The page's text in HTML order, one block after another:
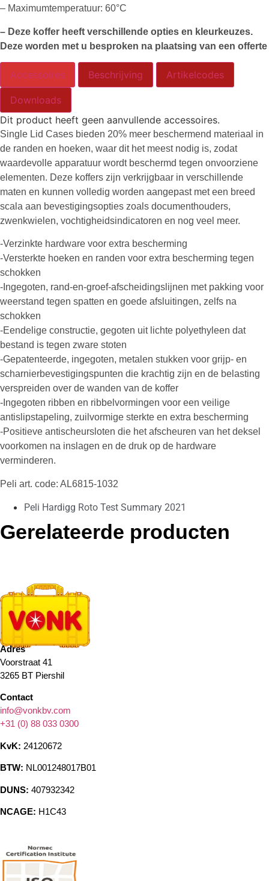
– Maximumtemperatuur: 60°C
– Deze koffer heeft verschillende opties en kleurkeuzes.
Deze worden met u besproken na plaatsing van een offerte
Accessoires Beschrijving Artikelcodes
Downloads
Dit product heeft geen aanvullende accessoires.
Single Lid Cases bieden 20% meer beschermend materiaal in
de randen en hoeken, waar dit het meest nodig is, zodat
waardevolle apparatuur wordt beschermd tegen onvoorziene
elementen. Deze koffers zijn verkrijgbaar in verschillende
maten en kunnen volledig worden aangepast met een breed
scala aan bevestigingsopties zoals documenthouders,
zwenkwielen, vochtigheidsindicatoren en nog veel meer.
-Verzinkte hardware voor extra bescherming
-Versterkte hoeken en randen voor extra bescherming tegen
schokken
-Ingegoten, rand-en-groef-afscheidingslijnen met pakking voor
weerstand tegen spatten en goede afsluitingen, zelfs na
schokken
-Eendelige constructie, gegoten uit lichte polyethyleen dat
bestand is tegen zware stoten
-Gepatenteerde, ingegoten, metalen stukken voor grijp- en
scharnierbevestigingspunten die krachtig zijn en de belasting
verspreiden over de wanden van de koffer
-Ingegoten ribben en ribbelvormingen voor een veilige
antislipstapeling, zuilvormige sterkte en extra bescherming
-Positieve antischeursloten die het afscheuren van het deksel
voorkomen na inslagen en de druk op de hardware
verminderen.
Peli art. code: AL6815-1032
Peli Hardigg Roto Test Summary 2021
Gerelateerde producten
Adres
Voorstraat 41
3265 BT Piershil
Contact
info@vonkbv.com
+31 (0) 88 033 0300
KvK: 24120672
BTW: NL001248017B01
DUNS: 407932342
NCAGE: H1C43